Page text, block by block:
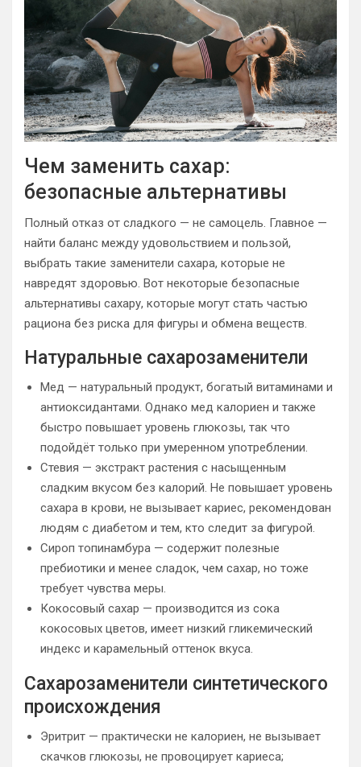
Чем заменить сахар:
безопасные альтернативы
Полный отказ от сладкого — не самоцель. Главное —
найти баланс между удовольствием и пользой,
выбрать такие заменители сахара, которые не
навредят здоровью. Вот некоторые безопасные
альтернативы сахару, которые могут стать частью
рациона без риска для фигуры и обмена веществ.
Натуральные сахарозаменители
Мед — натуральный продукт, богатый витаминами и
антиоксидантами. Однако мед калориен и также
быстро повышает уровень глюкозы, так что
подойдёт только при умеренном употреблении.
Стевия — экстракт растения с насыщенным
сладким вкусом без калорий. Не повышает уровень
сахара в крови, не вызывает кариес, рекомендован
людям с диабетом и тем, кто следит за фигурой.
Сироп топинамбура — содержит полезные
пребиотики и менее сладок, чем сахар, но тоже
требует чувства меры.
Кокосовый сахар — производится из сока
кокосовых цветов, имеет низкий гликемический
индекс и карамельный оттенок вкуса.
Сахарозаменители синтетического
происхождения
Эритрит — практически не калориен, не вызывает
скачков глюкозы, не провоцирует кариеса;